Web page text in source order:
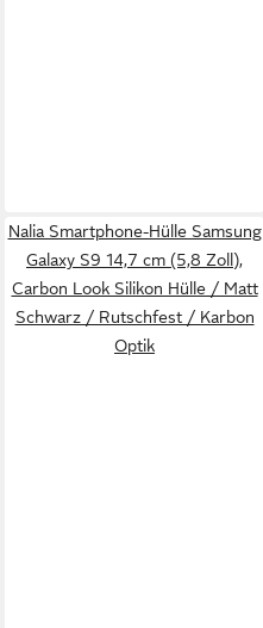
Nalia Smartphone-Hülle Samsung
Galaxy S9 14,7 cm (5,8 Zoll),
Carbon Look Silikon Hülle / Matt
Schwarz / Rutschfest / Karbon
Optik